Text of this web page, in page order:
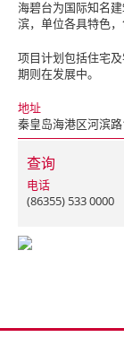
海碧台为国际知名
滨，单位各具特色
项目计划包括住宅
期则在发展中。
地址
秦皇岛海港区河滨
查询
电话
(86355) 533 0000